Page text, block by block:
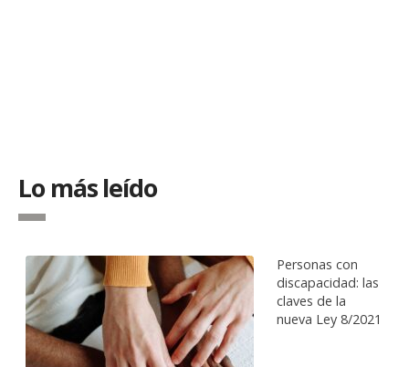
Lo más leído
Personas con
discapacidad: las
claves de la
nueva Ley 8/2021